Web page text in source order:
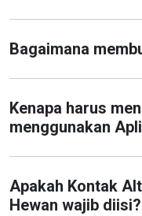
Bagaimana
Kenapa harus
menggunakan
Apakah Kontak
Hewan wajib diisi?